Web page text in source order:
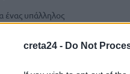
creta24 - Do Not
ένας υπάλληλος
να επιστρέψει